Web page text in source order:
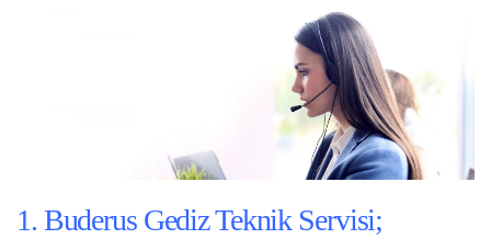
1. Buderus Gediz Teknik Servisi;